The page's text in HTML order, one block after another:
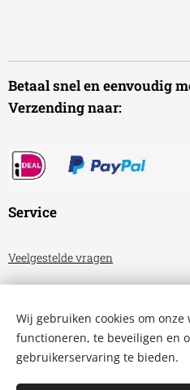
Betaal snel en
Verzending naar:
Service
Veelgestelde vragen
Privacyverklaring
Wij gebruiken cookies om
functioneren, te beveiligen en
gebruikerservaring te bieden.